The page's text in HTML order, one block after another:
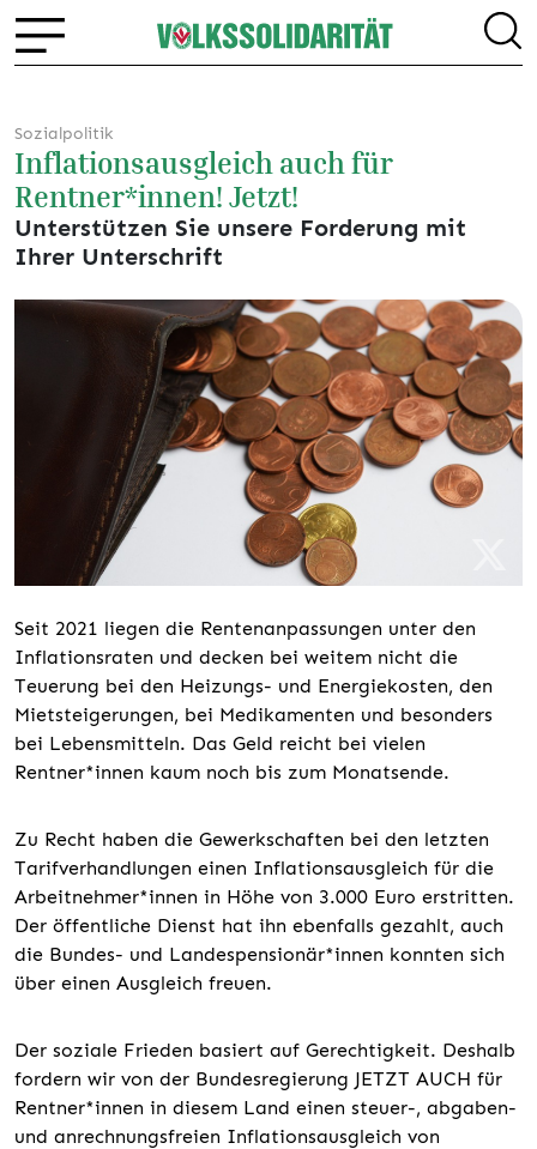
Sozialpolitik
Inflationsausgleich auch für
Rentner*innen! Jetzt!
Unterstützen Sie unsere Forderung mit
Ihrer Unterschrift
Seit 2021 liegen die Rentenanpassungen unter den
Inflationsraten und decken bei weitem nicht die
Teuerung bei den Heizungs- und Energiekosten, den
Mietsteigerungen, bei Medikamenten und besonders
bei Lebensmitteln. Das Geld reicht bei vielen
Rentner*innen kaum noch bis zum Monatsende.
Zu Recht haben die Gewerkschaften bei den letzten
Tarifverhandlungen einen Inflationsausgleich für die
Arbeitnehmer*innen in Höhe von 3.000 Euro erstritten.
Der öffentliche Dienst hat ihn ebenfalls gezahlt, auch
die Bundes- und Landespensionär*innen konnten sich
über einen Ausgleich freuen.
Der soziale Frieden basiert auf Gerechtigkeit. Deshalb
fordern wir von der Bundesregierung JETZT AUCH für
Rentner*innen in diesem Land einen steuer-, abgaben-
und anrechnungsfreien Inflationsausgleich von